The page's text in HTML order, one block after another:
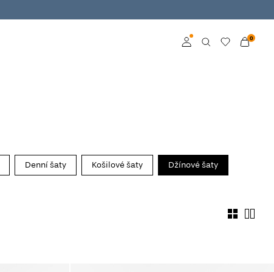
0
Denní šaty Košilové šaty Džínové šaty